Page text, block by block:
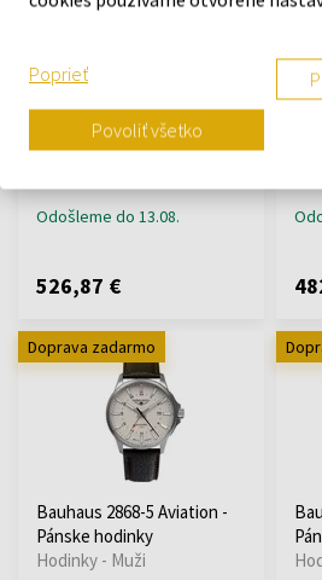
Bauhaus 2152-3 Classic -
Pánske hodinky
Odošleme do 13.08.
526,87 €
Doprava zadarmo
Bauhaus 2868-5 Aviation -
Pánske hodinky
Hodinky - Muži
Poprieť
Povoliť všetko